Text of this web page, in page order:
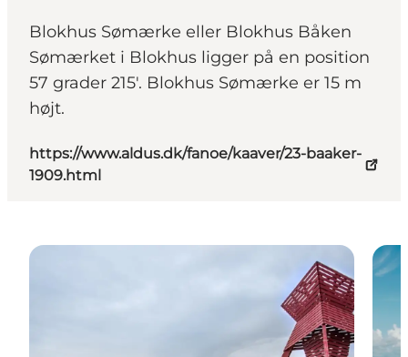
Blokhus Sømærke eller Blokhus Båken
Sømærket i Blokhus ligger på en position
57 grader 215'. Blokhus Sømærke er 15 m
højt.
https://www.aldus.dk/fanoe/kaaver/23-baaker-
1909.html